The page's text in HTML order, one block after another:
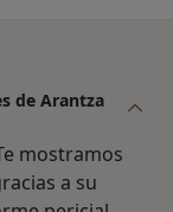
de Arantza
mostramos
a su